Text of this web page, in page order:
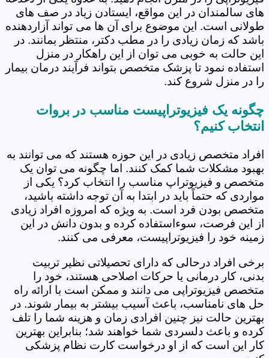
های سالمندان در این مواقع، ایستادن زیاد در صف های
طولانی است. این موضوع برای آن ها می تواند آزاردهنده
باشد که زمان زیادی را در مطب دکتر، منتظر بمانند. در
این حالت به خوبی می توان از این راهکار در منزل
استفاده نمود تا پزشک متخصص بتواند فرآیند درمان بیمار
را در منزل شروع کند.
چگونه یک فیزیوتراپیست مناسب در بروات
انتخاب کنیم؟
افراد متخصص زیادی در این حوزه هستند که می توانند به
بهبود مشکلات شما کمک کنند. اما چگونه می توان یک
متخصص و فیزیوتراپ مناسب را انتخاب کرد؟ یکی از
مواردی که حتماً باید در ابتدا به آن توجه داشته باشید،
متخصص بودن فرد است. به ویژه که امروزه افراد زیادی
از این فرصت، سوءاستفاده کرده و بدون دانش در این
زمینه خود را فیزیوتراپیست، معرفی می کنند.
برخی افراد درحالی که دارای تحصیلاتی نظیر تربیت
بدنی، کار درمانی یا حرکات اصلاحی هستند، خود را
متخصص فیزیوتراپی می دانند و ممکن است با ارائه راه
حل های نامناسب، باعث آسیب بیشتر به بیمار شوند. در
بهترین حالت نیز چنین افرادی زمان و هزینه شما را تلف
کرده و باعث دلسردی شما خواهند شد؛ بنابراین بهترین
کار این است که از او درخواست کارت نظام پزشکی